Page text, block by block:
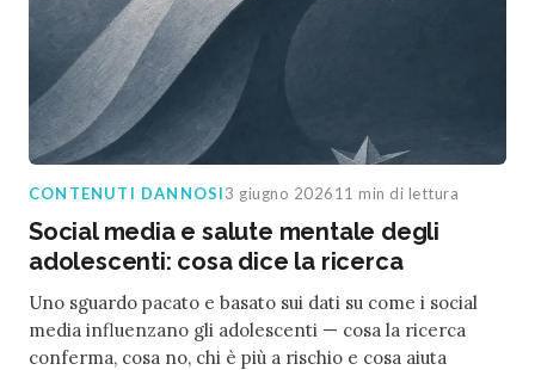
CONTENUTI DANNOSI3 giugno 202611 min di lettura
Social media e salute mentale degli
adolescenti: cosa dice la ricerca
Uno sguardo pacato e basato sui dati su come i social
media influenzano gli adolescenti — cosa la ricerca
conferma, cosa no, chi è più a rischio e cosa aiuta